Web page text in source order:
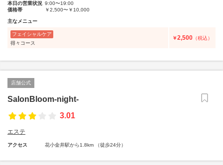
本日の営業状況 9:00〜19:00
価格帯
￥2,500〜￥10,000
主なメニュー
フェイシャルケア
得々コース
￥2,500 （税込）
店舗公式
SalonBloom-night-
3.01
エステ
アクセス 花小金井駅から1.8km （徒歩24分）